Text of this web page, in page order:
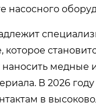
наносить
В 2026
в